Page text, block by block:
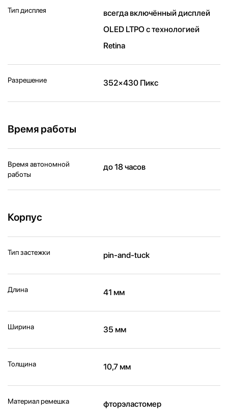
Тип дисплея
всегда включённый дисплей
OLED LTPO с технологией
Retina
Разрешение 352×430 Пикс
Время работы
Время автономной
работы
до 18 часов
Корпус
Тип застежки pin-and-tuck
Длина 41 мм
Ширина 35 мм
Толщина 10,7 мм
Материал ремешка фторэластомер